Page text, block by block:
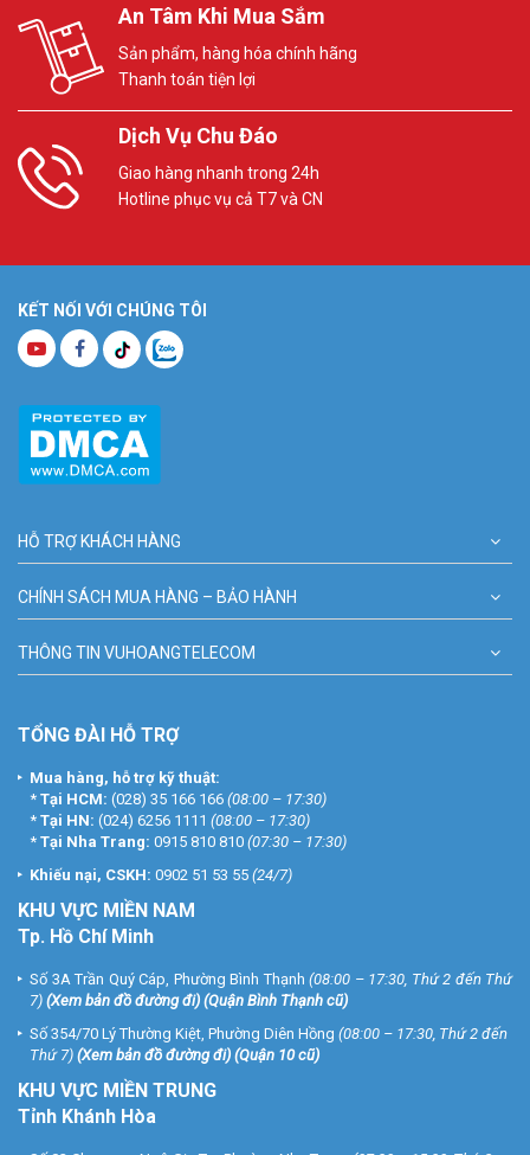
An Tâm Khi Mua Sắm
Sản phẩm, hàng hóa chính hãng
Thanh toán tiện lợi
Dịch Vụ Chu Đáo
Giao hàng nhanh trong 24h
Hotline phục vụ cả T7 và CN
KẾT NỐI VỚI CHÚNG TÔI
HỖ TRỢ KHÁCH HÀNG
CHÍNH SÁCH MUA HÀNG – BẢO HÀNH
THÔNG TIN VUHOANGTELECOM
TỔNG ĐÀI HỖ TRỢ
Mua hàng, hỗ trợ kỹ thuật:
* Tại HCM: (028) 35 166 166 (08:00 – 17:30)
* Tại HN: (024) 6256 1111 (08:00 – 17:30)
* Tại Nha Trang: 0915 810 810 (07:30 – 17:30)
Khiếu nại, CSKH: 0902 51 53 55 (24/7)
KHU VỰC MIỀN NAM
Tp. Hồ Chí Minh
Số 3A Trần Quý Cáp, Phường Bình Thạnh (08:00 – 17:30, Thứ 2 đến Thứ
7) (Xem bản đồ đường đi) (Quận Bình Thạnh cũ)
Số 354/70 Lý Thường Kiệt, Phường Diên Hồng (08:00 – 17:30, Thứ 2 đến
Thứ 7) (Xem bản đồ đường đi) (Quận 10 cũ)
KHU VỰC MIỀN TRUNG
Tỉnh Khánh Hòa